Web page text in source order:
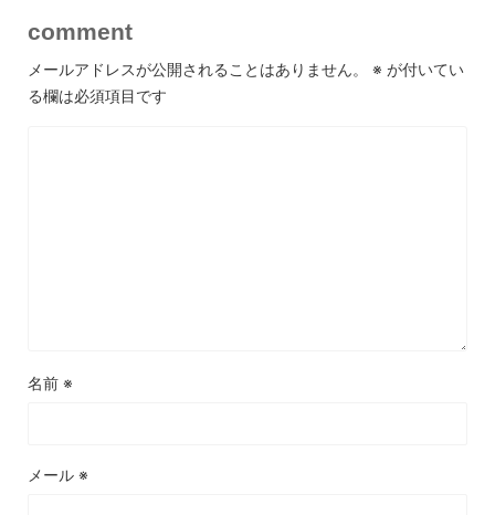
comment
メールアドレスが公開されることはありません。 ※ が付いてい
る欄は必須項目です
名前 ※
メール ※